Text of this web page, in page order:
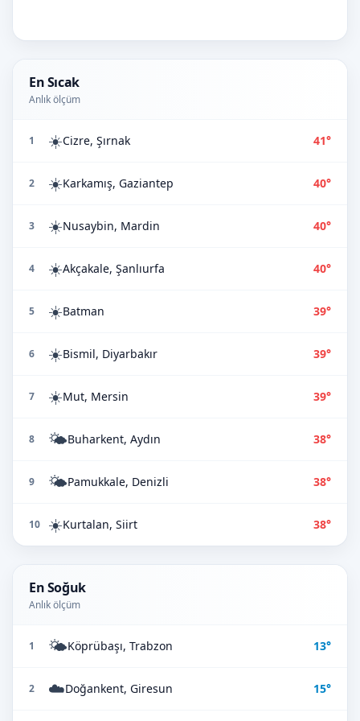
En Sıcak
Anlık ölçüm
1 ☀️Cizre, Şırnak 41°
2 ☀️Karkamış, Gaziantep 40°
3 ☀️Nusaybin, Mardin 40°
4 ☀️Akçakale, Şanlıurfa 40°
5 ☀️Batman 39°
6 ☀️Bismil, Diyarbakır 39°
7 ☀️Mut, Mersin 39°
8 🌤️Buharkent, Aydın 38°
9 🌤️Pamukkale, Denizli 38°
10 ☀️Kurtalan, Siirt 38°
En Soğuk
Anlık ölçüm
1 🌤️Köprübaşı, Trabzon 13°
2 ☁️Doğankent, Giresun 15°